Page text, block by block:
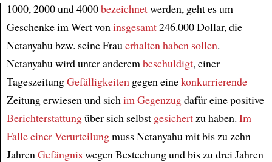
1000, 2000 und 4000bezeichnetwerden, geht es um
Geschenke im Wert von insgesamt246.000 Dollar, die
Netanyahu bzw. seine Frau erhalten haben sollen.
Netanyahu wird unter anderem beschuldigt, einer
TageszeitungGefälligkeiten gegen einekonkurrierende
Zeitung erwiesen und sich im Gegenzugdafür eine positive
Berichterstattungüber sich selbst gesichertzu haben. Im
Falle einer Verurteilungmuss Netanyahu mit bis zu zehn
Jahren Gefängniswegen Bestechung und bis zu drei Jahren